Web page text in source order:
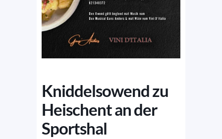
Kniddelsowend zu
Heischent an der
Sportshal